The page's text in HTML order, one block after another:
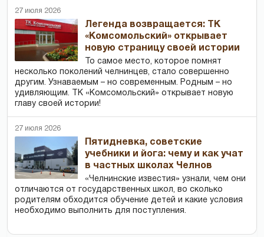
27 июля 2026
Легенда возвращается: ТК
«Комсомольский» открывает
новую страницу своей истории
То самое место, которое помнят
несколько поколений челнинцев, стало совершенно
другим. Узнаваемым – но современным. Родным – но
удивляющим. ТК «Комсомольский» открывает новую
главу своей истории!
27 июля 2026
Пятидневка, советские
учебники и йога: чему и как учат
в частных школах Челнов
«Челнинские известия» узнали, чем они
отличаются от государственных школ, во сколько
родителям обходится обучение детей и какие условия
необходимо выполнить для поступления.